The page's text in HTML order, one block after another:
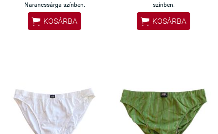
Narancssárga színben.
 KOSÁRBA
színben.
 KOSÁRBA